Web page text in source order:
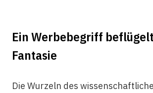
Ein Werbebegriff
Fantasie
Die Wurzeln des